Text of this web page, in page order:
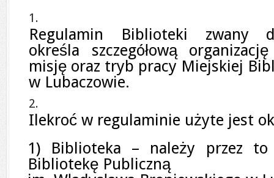
Regulamin Biblioteki zwany
określa szczegółową
misję oraz tryb pracy Miejskiej
w Lubaczowie.
Ilekroć w regulaminie użyte jest
1) Biblioteka – należy przez
Bibliotekę Publiczną